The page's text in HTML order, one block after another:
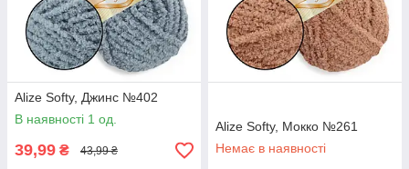
Alize Softy, Джинс №402
В наявності 1 од.
39,99 ₴ 43,99 ₴
Alize Softy, Мокко №261
Немає в наявності